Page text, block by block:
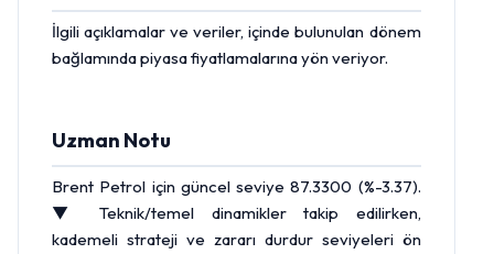
İlgili açıklamalar ve veriler, içinde bulunulan dönem
bağlamında piyasa fiyatlamalarına yön veriyor.
Uzman Notu
Brent Petrol için güncel seviye 87.3300 (%-3.37).
▼ Teknik/temel dinamikler takip edilirken,
kademeli strateji ve zararı durdur seviyeleri ön